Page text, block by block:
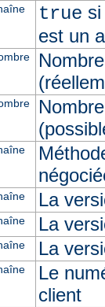
true
est un
La
La
La
Le
client